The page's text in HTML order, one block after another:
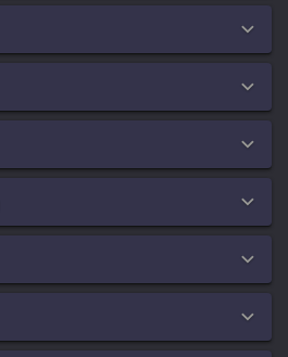





